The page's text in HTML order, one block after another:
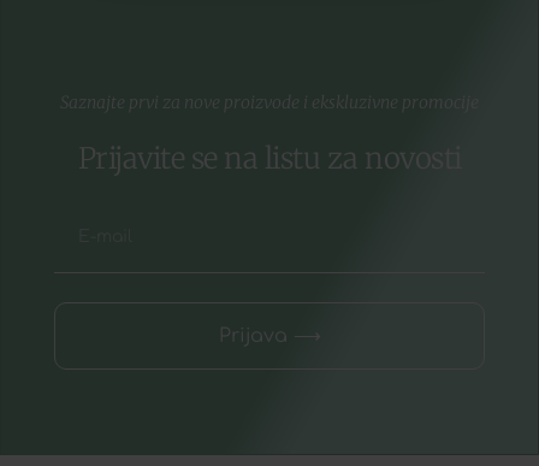
Saznajte prvi za nove proizvode i ekskluzivne promocije
Prijavite se na listu za novosti
Prijava ⟶